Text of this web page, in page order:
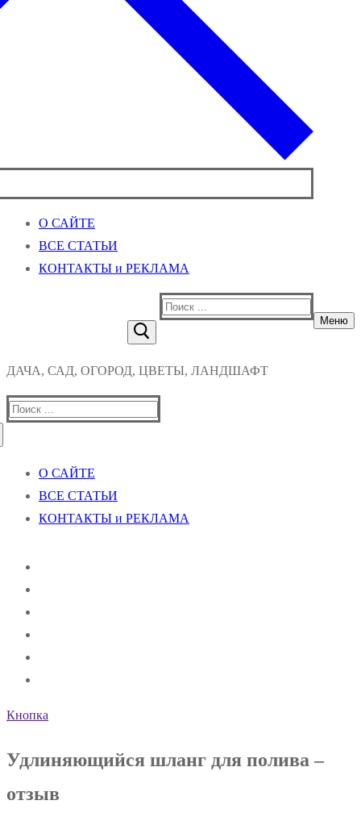
О САЙТЕ
ВСЕ СТАТЬИ
КОНТАКТЫ и РЕКЛАМА
Найти:
Меню
ДАЧА, САД, ОГОРОД, ЦВЕТЫ, ЛАНДШАФТ
Найти:
О САЙТЕ
ВСЕ СТАТЬИ
КОНТАКТЫ и РЕКЛАМА
Кнопка
Удлиняющийся шланг для полива –
отзыв